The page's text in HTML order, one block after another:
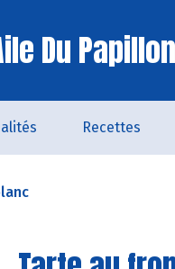
Du Papillon
Recettes